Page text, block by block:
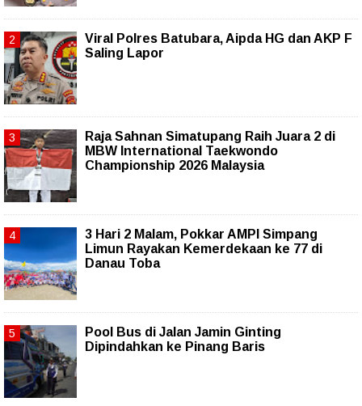
Viral Polres Batubara, Aipda HG dan AKP F
Saling Lapor
Raja Sahnan Simatupang Raih Juara 2 di
MBW International Taekwondo
Championship 2026 Malaysia
3 Hari 2 Malam, Pokkar AMPI Simpang
Limun Rayakan Kemerdekaan ke 77 di
Danau Toba
Pool Bus di Jalan Jamin Ginting
Dipindahkan ke Pinang Baris